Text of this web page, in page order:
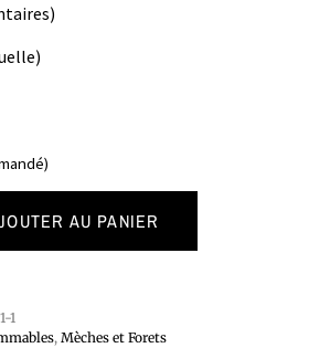
AU PANIER
1
, Mèches et Forets